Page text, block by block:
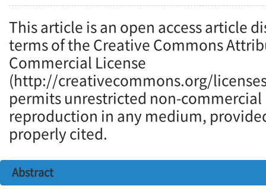
This article is an open access article
terms of the Creative Commons
Commercial License
(http://creativecommons.org/
permits unrestricted non-
reproduction in any medium,
properly cited.
Abstract